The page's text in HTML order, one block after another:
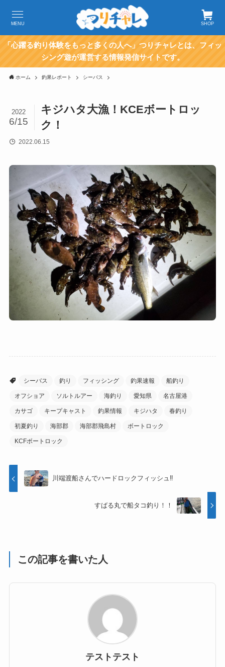
SHOP
MENU
「心躍る釣り体験をもっと多くの人へ」つりチャレとは、フィッ
シング遊が運営する情報発信サイトです。
ホーム 釣果レポート シーバス
キジハタ大漁！KCEボートロッ
ク！
2022
6/15
2022.06.15
シーバス 釣り フィッシング 釣果速報 船釣り
オフショア ソルトルアー 海釣り 愛知県 名古屋港
カサゴ キープキャスト 釣果情報 キジハタ 春釣り
初夏釣り 海部郡 海部郡飛島村 ボートロック
KCFボートロック
川端渡船さんでハードロックフィッシュ‼︎
すばる丸で船タコ釣り！！
この記事を書いた人
テストテスト